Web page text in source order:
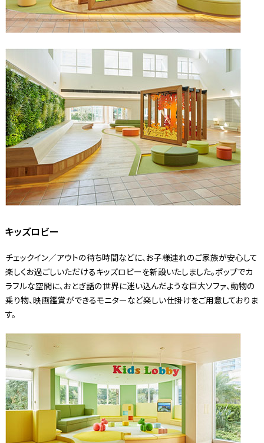
キッズロビー
チェックイン／アウトの待ち時間などに、お子様連れのご家族が安心して
楽しくお過ごしいただけるキッズロビーを新設いたしました。ポップでカ
ラフルな空間に、おとぎ話の世界に迷い込んだような巨大ソファ、動物の
乗り物、映画鑑賞ができるモニターなど楽しい仕掛けをご用意しておりま
す。